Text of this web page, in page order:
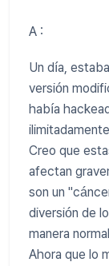
A :
Un día,
versión
había
Creo que
afectan
son un
diversión de
manera
Ahora que lo